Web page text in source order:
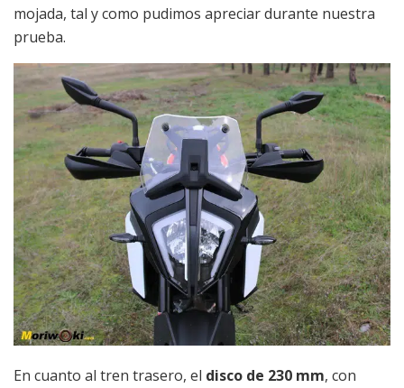
mojada, tal y como pudimos apreciar durante nuestra
prueba.
En cuanto al tren trasero, el disco de 230 mm, con